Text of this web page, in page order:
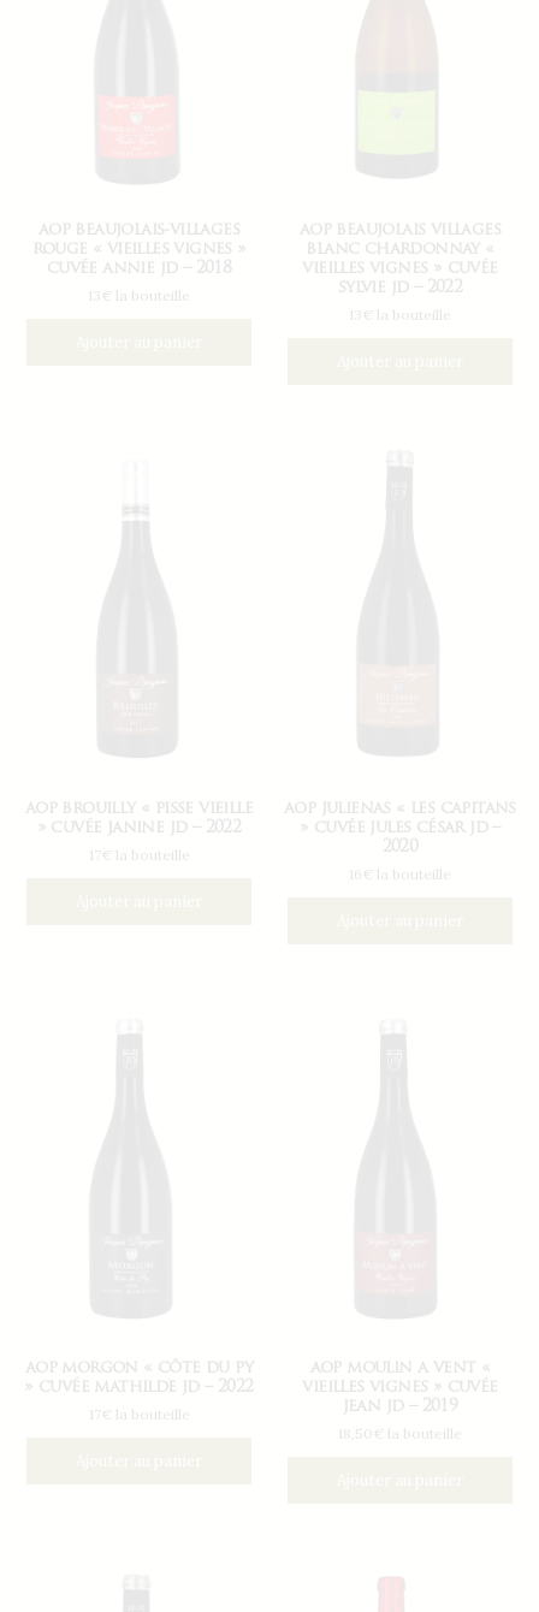
aop beaujolais-villages
rouge « vieilles vignes »
cuvée annie jd – 2018
13€ la bouteille
aop beaujolais villages
blanc chardonnay «
vieilles vignes » cuvée
sylvie jd – 2022
13€ la bouteille
aop brouilly « pisse vieille
» cuvée janine jd – 2022
17€ la bouteille
aop julienas « les capitans
» cuvée jules césar jd –
2020
16€ la bouteille
aop morgon « côte du py
» cuvée mathilde jd – 2022
17€ la bouteille
aop moulin a vent «
vieilles vignes » cuvée
jean jd – 2019
18,50€ la bouteille